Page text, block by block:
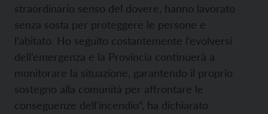
straordinario senso del dovere, hanno lavorato
senza sosta per proteggere le persone e
l’abitato. Ho seguito costantemente l’evolversi
dell’emergenza e la Provincia continuerà a
monitorare la situazione, garantendo il proprio
sostegno alla comunità per affrontare le
conseguenze dell’incendio”, ha dichiarato